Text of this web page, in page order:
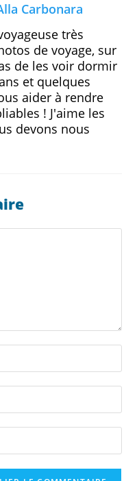
Carbonara
très
de voyage, sur
de les voir dormir
et quelques
aider à rendre
! J'aime les
devons nous